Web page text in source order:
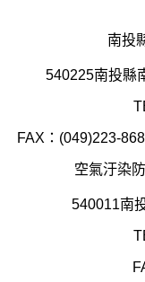
南投
540225南投縣
FAX：(049)223-
空氣汙染
540011南